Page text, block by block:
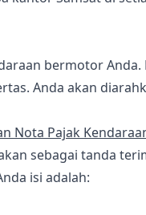
bermotor
Anda akan
Nota Pajak
sebagai tanda
isi adalah: